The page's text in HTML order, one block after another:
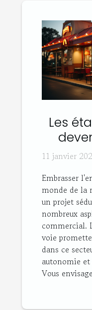
Les
dans
11 janvier
Embrasser
monde de la
un projet
nombreux
commercial.
voie
dans ce
autonomie et
Vous